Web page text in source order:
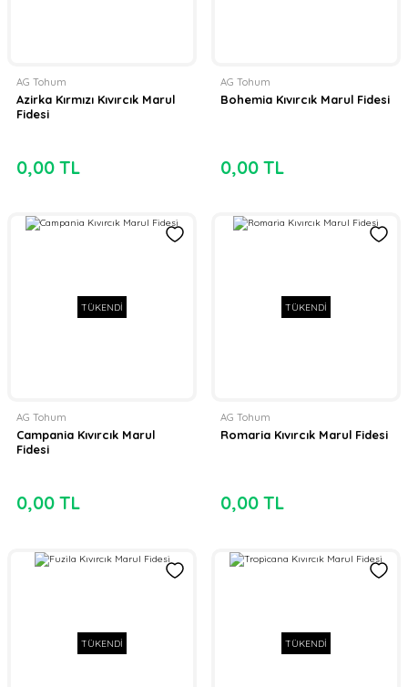
AG Tohum
Azirka Kırmızı Kıvırcık Marul
Fidesi
0,00 TL
AG Tohum
Bohemia Kıvırcık Marul Fidesi
0,00 TL
TÜKENDİ
AG Tohum
Campania Kıvırcık Marul
Fidesi
0,00 TL
TÜKENDİ
AG Tohum
Romaria Kıvırcık Marul Fidesi
0,00 TL
TÜKENDİ TÜKENDİ